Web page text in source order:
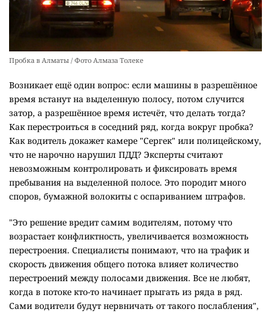
Пробка в Алматы / Фото Алмаза Толеке
Возникает ещё один вопрос: если машины в разрешённое
время встанут на выделенную полосу, потом случится
затор, а разрешённое время истечёт, что делать тогда?
Как перестроиться в соседний ряд, когда вокруг пробка?
Как водитель докажет камере "Сергек" или полицейскому,
что не нарочно нарушил ПДД? Эксперты считают
невозможным контролировать и фиксировать время
пребывания на выделенной полосе. Это породит много
споров, бумажной волокиты с оспариванием штрафов.
"Это решение вредит самим водителям, потому что
возрастает конфликтность, увеличивается возможность
перестроения. Специалисты понимают, что на трафик и
скорость движения общего потока влияет количество
перестроений между полосами движения. Все не любят,
когда в потоке кто-то начинает прыгать из ряда в ряд.
Сами водители будут нервничать от такого послабления",